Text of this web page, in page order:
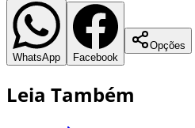
WhatsApp Facebook
Opções
Leia Também